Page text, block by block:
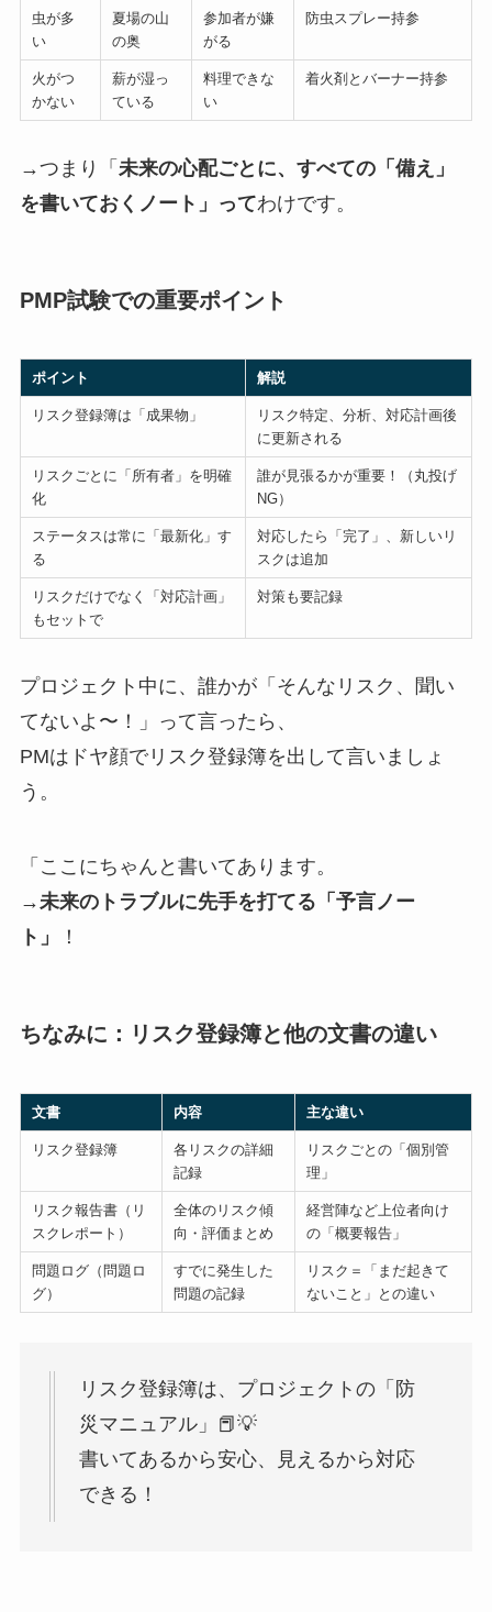
虫が多
い
夏場の山
の奥
参加者が嫌
がる
防虫スプレー持参
火がつ
かない
薪が湿っ
ている
料理できな
い
着火剤とバーナー持参
→つまり「 未来の心配ごとに、すべての「備え」
を書いておくノート」ってわけです。
PMP試験での重要ポイント
ポイント 解説
リスク登録簿は「成果物」
リスク特定、分析、対応計画後
に更新される
リスクごとに「所有者」を明確
化
誰が見張るかが重要！（丸投げ
NG）
ステータスは常に「最新化」す
る
対応したら「完了」、新しいリ
スクは追加
リスクだけでなく「対応計画」
もセットで
対策も要記録
プロジェクト中に、誰かが「そんなリスク、聞い
てないよ〜！」って言ったら、
PMはドヤ顔でリスク登録簿を出して言いましょ
う。
「ここにちゃんと書いてあります。
→未来のトラブルに先手を打てる「予言ノー
ト」
！
ちなみに：リスク登録簿と他の文書の違い
文書 内容 主な違い
リスク登録簿
各リスクの詳細
記録
リスクごとの「個別管
理」
リスク報告書（リ
スクレポート）
全体のリスク傾
向・評価まとめ
経営陣など上位者向け
の「概要報告」
問題ログ（問題ロ
グ）
すでに発生した
問題の記録
リスク＝「まだ起きて
ないこと」との違い
リスク登録簿は、プロジェクトの「防
災マニュアル」📕💡
書いてあるから安心、見えるから対応
できる！